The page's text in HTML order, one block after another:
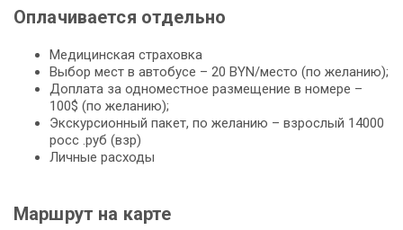
Оплачивается отдельно
Медицинская страховка
Выбор мест в автобусе – 20 BYN/место (по желанию);
Доплата за одноместное размещение в номере –
100$ (по желанию);
Экскурсионный пакет, по желанию – взрослый 14000
росс .руб (взр)
Личные расходы
Маршрут на карте